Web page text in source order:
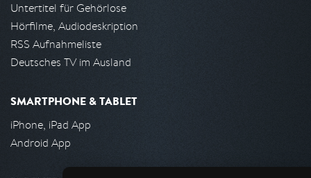
Untertitel für Gehörlose
Hörfilme, Audiodeskription
RSS Aufnahmeliste
Deutsches TV im Ausland
SMARTPHONE & TABLET
iPhone, iPad App
Android App